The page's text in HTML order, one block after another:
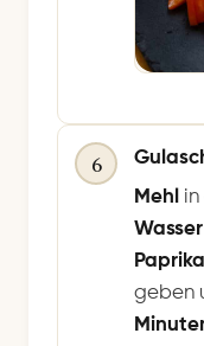
6
Mehl in
Wasser
geben